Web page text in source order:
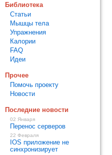
Библиотека
Статьи
Мышцы тела
Упражнения
Калории
FAQ
Идеи
Прочее
Помочь проекту
Новости
Последние новости
02 Января
Перенос серверов
22 Февраля
IOS приложение не
синхронизирует